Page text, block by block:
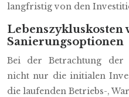
langfristig von den
Lebenszykluskosten
Sanierungsoptionen
Bei der Betrachtung der
nicht nur die initialen
die laufenden Betriebs-,